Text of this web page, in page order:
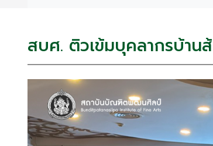
สบศ. ติวเข้มบุคลากรบ้าน